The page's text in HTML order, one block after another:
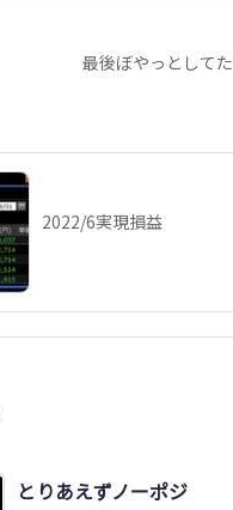
最後ぼやっとしてた
2022/6実現損益
とりあえずノーポジ